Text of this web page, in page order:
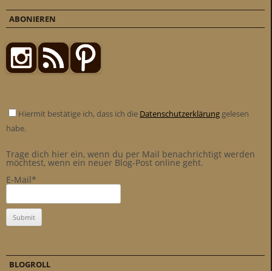
ABONIEREN
Hiermit bestätige ich, dass ich die Datenschutzerklärung gelesen
habe.
Trage dich hier ein, wenn du per Mail benachrichtigt werden
möchtest, wenn ein neuer Blog-Post online geht.
E-Mail*
BLOGROLL